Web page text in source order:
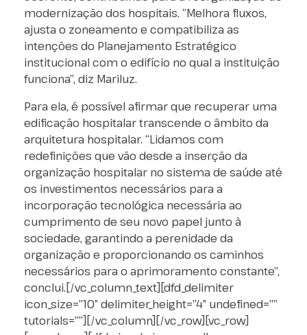
modernização dos hospitais. “Melhora fluxos,
ajusta o zoneamento e compatibiliza as
intenções do Planejamento Estratégico
institucional com o edifício no qual a instituição
funciona”, diz Mariluz.
Para ela, é possível afirmar que recuperar uma
edificação hospitalar transcende o âmbito da
arquitetura hospitalar. “Lidamos com
redefinições que vão desde a inserção da
organização hospitalar no sistema de saúde até
os investimentos necessários para a
incorporação tecnológica necessária ao
cumprimento de seu novo papel junto à
sociedade, garantindo a perenidade da
organização e proporcionando os caminhos
necessários para o aprimoramento constante”,
conclui.[/vc_column_text][dfd_delimiter
icon_size=”10″ delimiter_height=”4″ undefined=””
tutorials=””][/vc_column][/vc_row][vc_row]